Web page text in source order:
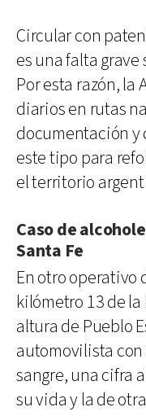
Circular con
es una falta
Por esta razón, la
diarios en rutas
documentación
este tipo para
el territorio
Caso de
Santa Fe
En otro operativo
kilómetro 13 de
altura de Pueblo
automovilista con
sangre, una cifra
su vida y la de